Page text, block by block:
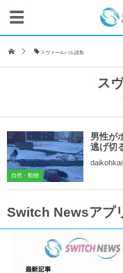
スヴァールバル諸島
ス
自然・動物
男性が
逃げ切
daikohkai
Switch Newsアプ